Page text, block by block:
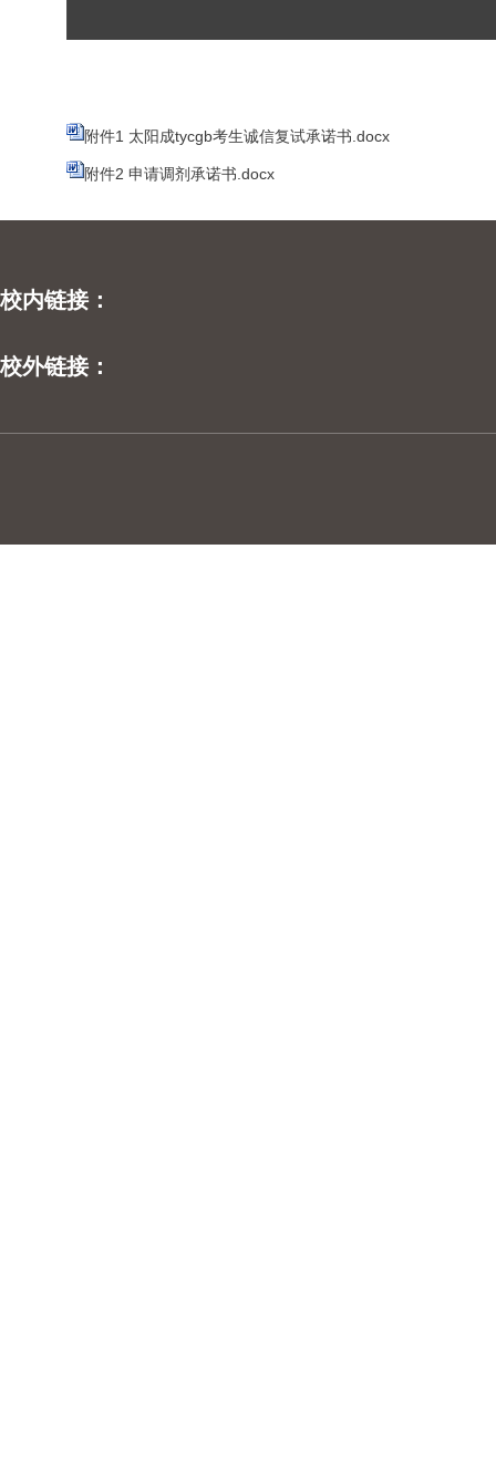
附件1 太阳成tycgb考生诚信复试承诺书.docx
附件2 申请调剂承诺书.docx
校内链接：
校外链接：